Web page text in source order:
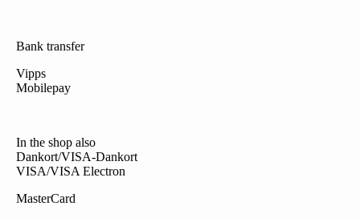
Bank transfer
Vipps
Mobilepay
In the shop also
Dankort/VISA-Dankort
VISA/VISA Electron
MasterCard